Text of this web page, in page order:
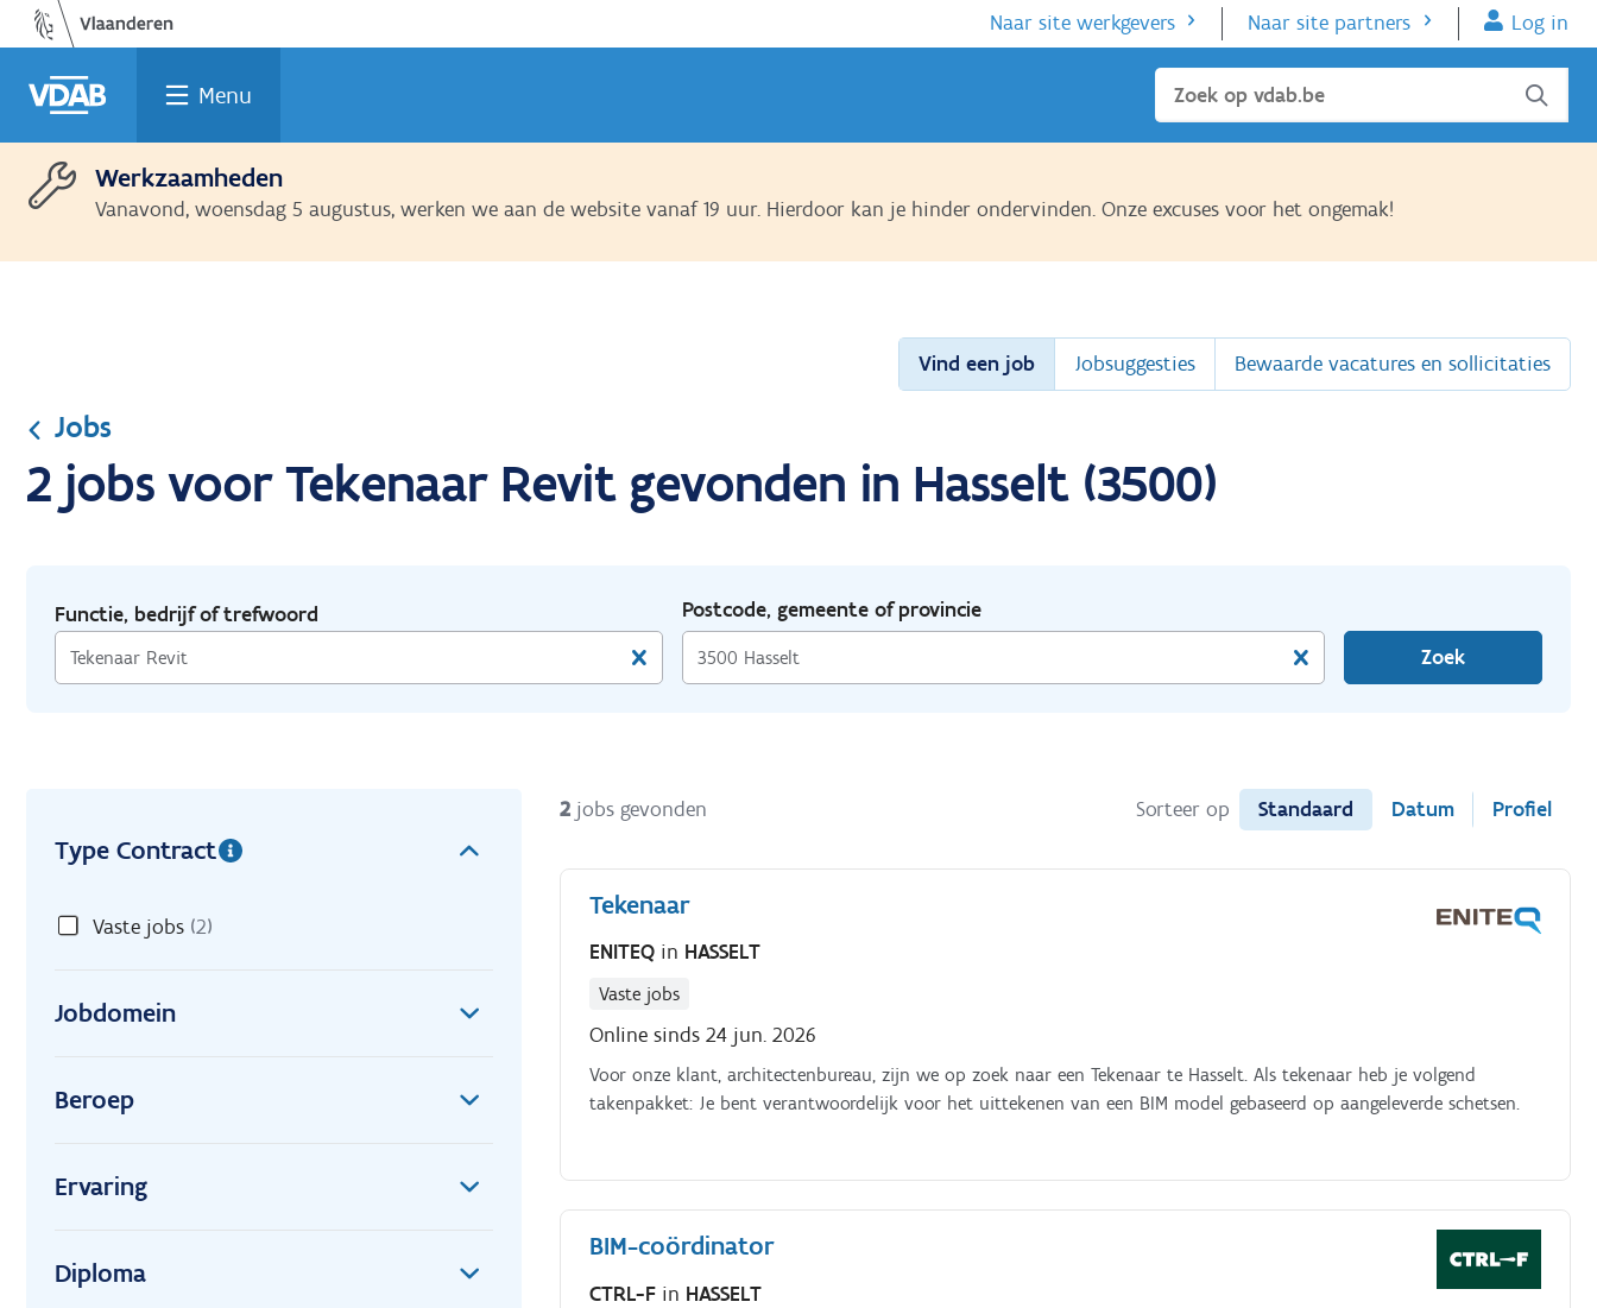
Ga
naar
de
inhoud
Vind
een
job
Vind
een
opleiding
Welke
job
past
bij
Terug
naar
home
Naar site werkgevers Naar site partners Log in
Menu Sluiten
Werkzaamheden
Vanavond, woensdag 5 augustus, werken we aan de website vanaf 19 uur. Hierdoor kan je hinder ondervinden. Onze excuses voor het ongemak!
Vind een job Jobsuggesties Bewaarde vacatures en sollicitaties
Jobs
2 jobs voor Tekenaar Revit gevonden in Hasselt (3500)
Functie, bedrijf of trefwoord
Postcode, gemeente of provincie
Zoek
Type Contract
Vaste jobs (2)
Jobdomein
Beroep
Ervaring
Diploma
2 jobs gevonden Sorteer op Standaard Datum Profiel
Tekenaar
ENITEQ in HASSELT
Vaste jobs
Online sinds 24 jun. 2026
Voor onze klant, architectenbureau, zijn we op zoek naar een Tekenaar te Hasselt. Als tekenaar heb je volgend
takenpakket: Je bent verantwoordelijk voor het uittekenen van een BIM model gebaseerd op aangeleverde schetsen.
BIM-coördinator
CTRL-F in HASSELT